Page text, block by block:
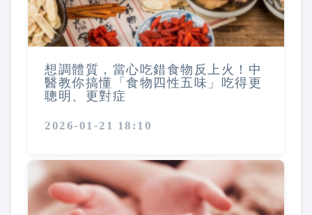
想調體質，當心吃錯食物反上火！中
醫教你搞懂「食物四性五味」吃得更
聰明、更對症
2026-01-21 18:10